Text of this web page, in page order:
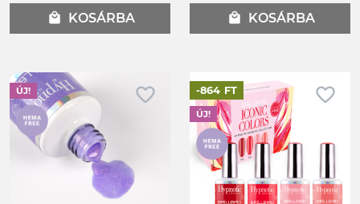
local_mall KOSÁRBA local_mall KOSÁRBA
favorite_border
ÚJ! favorite_border
-864 FT
ÚJ!